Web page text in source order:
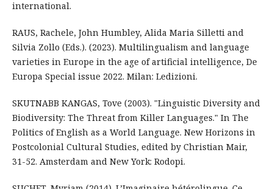
international.
RAUS, Rachele, John Humbley, Alida Maria Silletti and
Silvia Zollo (Eds.). (2023). Multilingualism and language
varieties in Europe in the age of artificial intelligence, De
Europa Special issue 2022. Milan: Ledizioni.
SKUTNABB KANGAS, Tove (2003). "Linguistic Diversity and
Biodiversity: The Threat from Killer Languages." In The
Politics of English as a World Language. New Horizons in
Postcolonial Cultural Studies, edited by Christian Mair,
31-52. Amsterdam and New York: Rodopi.